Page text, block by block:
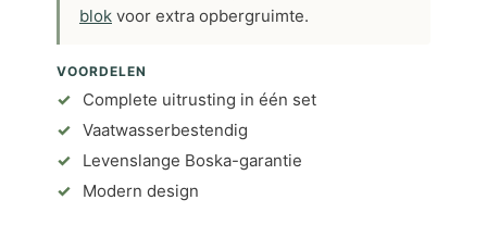
blok voor extra opbergruimte.
VOORDELEN
Complete uitrusting in één set
Vaatwasserbestendig
Levenslange Boska-garantie
Modern design